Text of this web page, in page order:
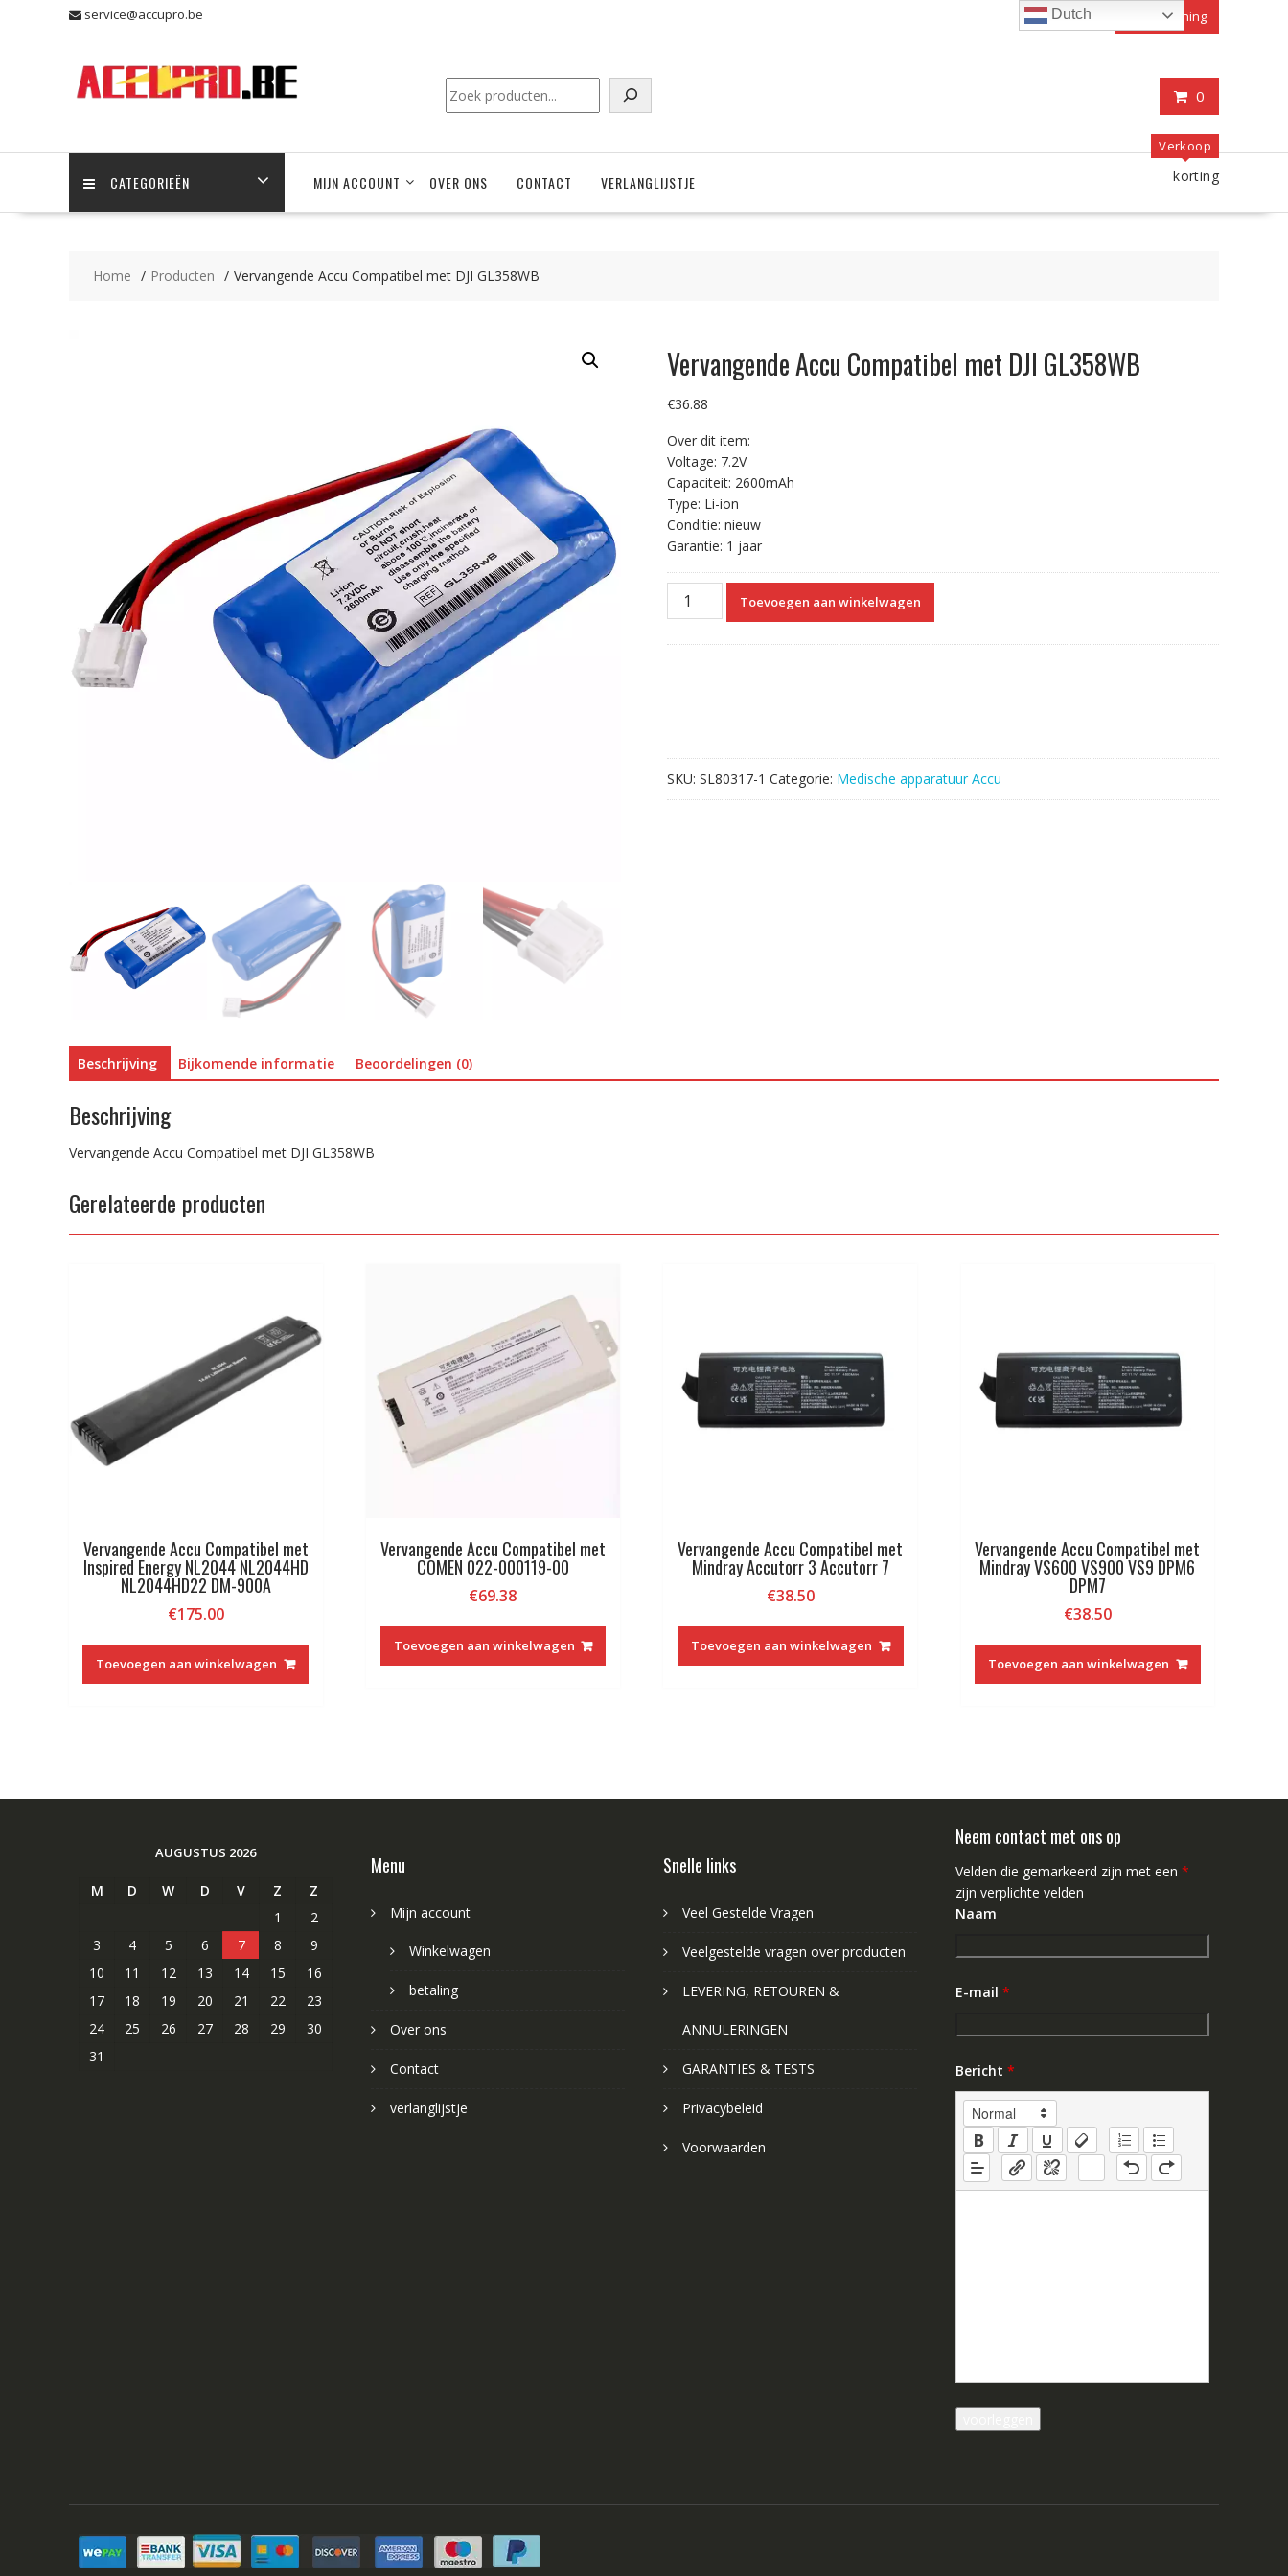
service@accupro.be Mijn rekening
0
Zoeken
CATEGORIEËN MIJN ACCOUNT OVER ONS CONTACT VERLANGLIJSTJE
Verkoop
korting
Home Producten Vervangende Accu Compatibel met DJI GL358WB
Vervangende Accu Compatibel met DJI GL358WB
€36.88
Over dit item:
Voltage: 7.2V
Capaciteit: 2600mAh
Type: Li-ion
Conditie: nieuw
Garantie: 1 jaar
Vervangende
Accu
Toevoegen aan winkelwagen
SKU: SL80317-1 Categorie: Medische apparatuur Accu
Beschrijving Bijkomende informatie Beoordelingen (0)
Beschrijving
Vervangende Accu Compatibel met DJI GL358WB
Gerelateerde producten
Vervangende Accu Compatibel met
Inspired Energy NL2044 NL2044HD
NL2044HD22 DM-900A
€175.00
Toevoegen aan winkelwagen
Vervangende Accu Compatibel met
COMEN 022-000119-00
€69.38
Toevoegen aan winkelwagen
Vervangende Accu Compatibel met
Mindray Accutorr 3 Accutorr 7
€38.50
Toevoegen aan winkelwagen
Vervangende Accu Compatibel met
Mindray VS600 VS900 VS9 DPM6
DPM7
€38.50
Toevoegen aan winkelwagen
AUGUSTUS 2026
M D W D V Z
Z
1
2
3
4 5 6 7 8
9
10
11 12 13 14 15
16
17
18 19 20 21 22
23
24
25 26 27 28 29
30
31
Menu
Mijn account
Winkelwagen
betaling
Over ons
Contact
verlanglijstje
Snelle links
Veel Gestelde Vragen
Veelgestelde vragen over producten
LEVERING, RETOUREN &
ANNULERINGEN
GARANTIES & TESTS
Privacybeleid
Voorwaarden
Neem contact met ons op
Velden die gemarkeerd zijn met een *
zijn verplichte velden
Naam
E-mail *
Bericht *
Dutch